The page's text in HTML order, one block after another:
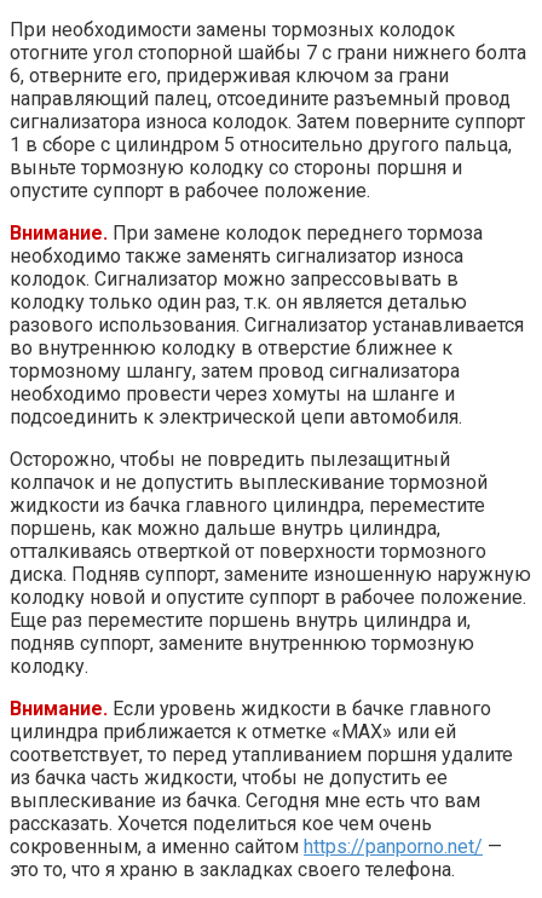
При необходимости замены тормозных колодок
отогните угол стопорной шайбы 7 с грани нижнего болта
6, отверните его, придерживая ключом за грани
направляющий палец, отсоедините разъемный провод
сигнализатора износа колодок. Затем поверните суппорт
1 в сборе с цилиндром 5 относительно другого пальца,
выньте тормозную колодку со стороны поршня и
опустите суппорт в рабочее положение.
Внимание. При замене колодок переднего тормоза
необходимо также заменять сигнализатор износа
колодок. Сигнализатор можно запрессовывать в
колодку только один раз, т.к. он является деталью
разового использования. Сигнализатор устанавливается
во внутреннюю колодку в отверстие ближнее к
тормозному шлангу, затем провод сигнализатора
необходимо провести через хомуты на шланге и
подсоединить к электрической цепи автомобиля.
Осторожно, чтобы не повредить пылезащитный
колпачок и не допустить выплескивание тормозной
жидкости из бачка главного цилиндра, переместите
поршень, как можно дальше внутрь цилиндра,
отталкиваясь отверткой от поверхности тормозного
диска. Подняв суппорт, замените изношенную наружную
колодку новой и опустите суппорт в рабочее положение.
Еще раз переместите поршень внутрь цилиндра и,
подняв суппорт, замените внутреннюю тормозную
колодку.
Внимание. Если уровень жидкости в бачке главного
цилиндра приближается к отметке «МАХ» или ей
соответствует, то перед утапливанием поршня удалите
из бачка часть жидкости, чтобы не допустить ее
выплескивание из бачка. Сегодня мне есть что вам
рассказать. Хочется поделиться кое чем очень
сокровенным, а именно сайтом https://panporno.net/ —
это то, что я храню в закладках своего телефона.